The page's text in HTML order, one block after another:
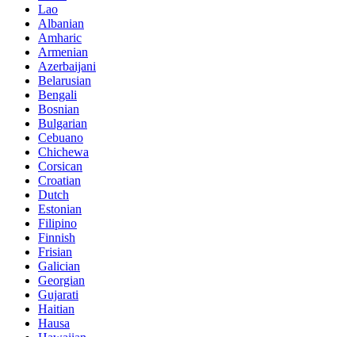
Lao
Albanian
Amharic
Armenian
Azerbaijani
Belarusian
Bengali
Bosnian
Bulgarian
Cebuano
Chichewa
Corsican
Croatian
Dutch
Estonian
Filipino
Finnish
Frisian
Galician
Georgian
Gujarati
Haitian
Hausa